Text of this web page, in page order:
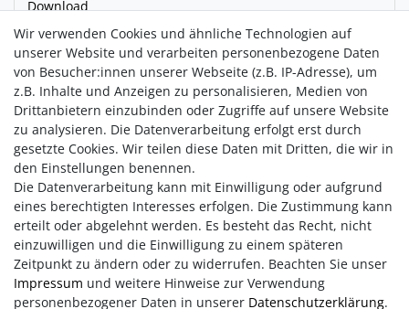
Download
Gefertigt ausmassiver Bronze, steht sie fürAusgeglichenheit
und innere Ruhe. Geliefert in einer wattierten
Geschenkschachtel - gut geschützt und ideal zum
Verschenken - sowie mit Expertise, die Echtheit und Wert
bestätigt. Ein schönes Symbol für Harmonie und
Lebensgleichgewicht.
Wir verwenden Cookies und ähnliche Technologien auf
unserer Website und verarbeiten personenbezogene Daten
von Besucher:innen unserer Webseite (z.B. IP-Adresse), um
z.B. Inhalte und Anzeigen zu personalisieren, Medien von
Drittanbietern einzubinden oder Zugriffe auf unsere Website
zu analysieren. Die Datenverarbeitung erfolgt erst durch
gesetzte Cookies. Wir teilen diese Daten mit Dritten, die wir in
den Einstellungen benennen.
Die Datenverarbeitung kann mit Einwilligung oder aufgrund
eines berechtigten Interesses erfolgen. Die Zustimmung kann
erteilt oder abgelehnt werden. Es besteht das Recht, nicht
einzuwilligen und die Einwilligung zu einem späteren
Zeitpunkt zu ändern oder zu widerrufen. Beachten Sie unser
Impressum und weitere Hinweise zur Verwendung
personenbezogener Daten in unserer Daten­schutz­erklärung.